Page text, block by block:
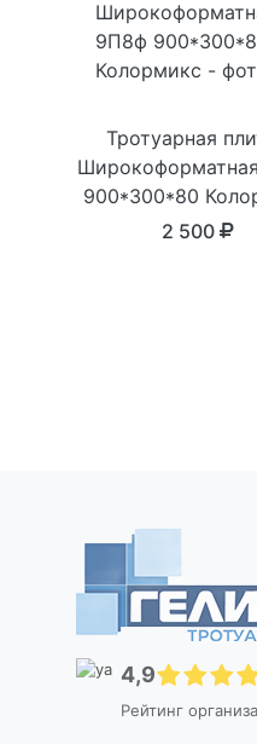
Тротуарная
900*300*80
2 500
4,9
Рейтинг